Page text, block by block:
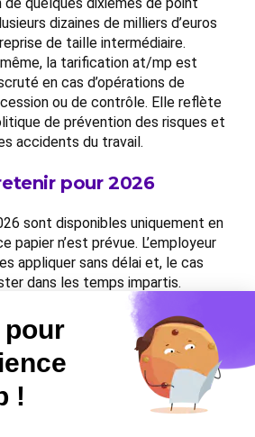
dizaines de milliers d’euros
de taille intermédiaire.
la tarification at/mp est
en cas d’opérations de
ou de contrôle. Elle reflète
de prévention des risques et
accidents du travail.
pour 2026
sont disponibles uniquement en
papier n’est prévue. L’employeur
appliquer sans délai et, le cas
dans les temps impartis.
l’administration transfère de plus
la vigilance sur les entreprises
at/mp illustre parfaitement
accessible, mais rien n’est